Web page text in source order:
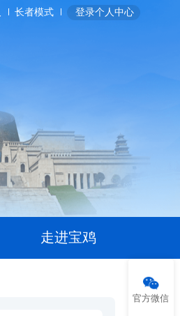
长者模式 登录个人中心
走进宝鸡
官方微信